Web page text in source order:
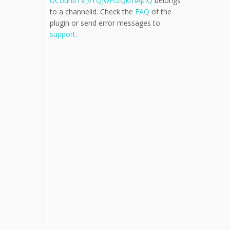
to a channelid. Check the FAQ of the
plugin or send error messages to
support.